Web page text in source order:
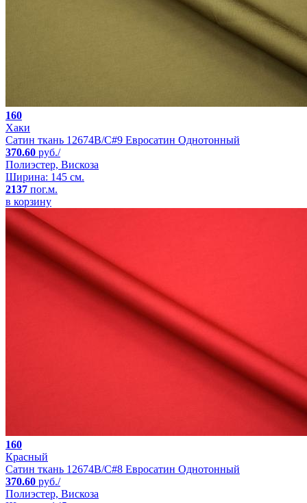
160
Хаки
Сатин ткань 12674B/C#9 Евросатин Однотонный
370.60 руб./
Полиэстер, Вискоза
Ширина: 145 см.
2137 пог.м.
в корзину
160
Красный
Сатин ткань 12674B/C#8 Евросатин Однотонный
370.60 руб./
Полиэстер, Вискоза